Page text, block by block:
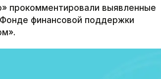
прокомментировали выявленные
финансовой поддержки